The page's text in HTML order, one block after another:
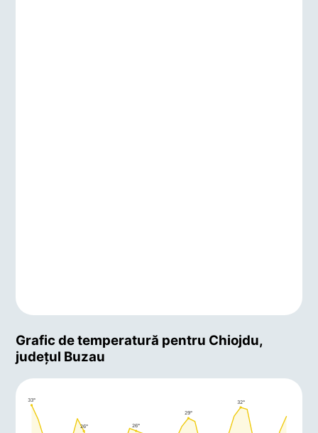
Grafic de temperatură pentru Chiojdu,
județul Buzau
33°
26° 26°
29°
32°